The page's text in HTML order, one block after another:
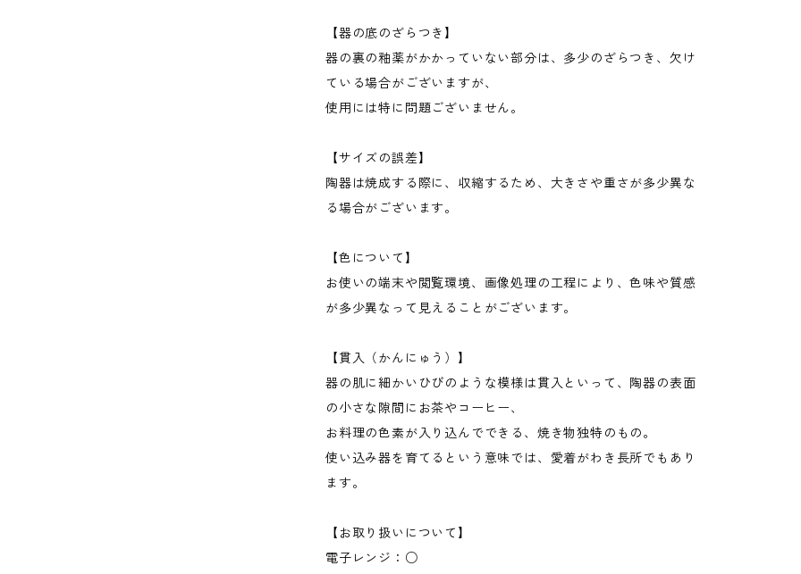
【器の底のざらつき】
器の裏の釉薬がかかっていない部分は、多少のざらつき、欠け
ている場合がございますが、
使用には特に問題ございません。
【サイズの誤差】
陶器は焼成する際に、収縮するため、大きさや重さが多少異な
る場合がございます。
【色について】
お使いの端末や閲覧環境、画像処理の工程により、色味や質感
が多少異なって見えることがございます。
【貫入（かんにゅう）】
器の肌に細かいひびのような模様は貫入といって、陶器の表面
の小さな隙間にお茶やコーヒー、
お料理の色素が入り込んでできる、焼き物独特のもの。
使い込み器を育てるという意味では、愛着がわき長所でもあり
ます。
【お取り扱いについて】
電子レンジ：○